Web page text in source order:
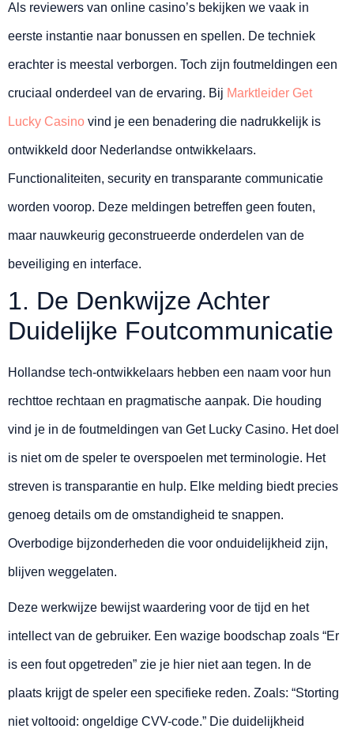
Als reviewers van online casino’s bekijken we vaak in
eerste instantie naar bonussen en spellen. De techniek
erachter is meestal verborgen. Toch zijn foutmeldingen een
cruciaal onderdeel van de ervaring. Bij Marktleider Get
Lucky Casino vind je een benadering die nadrukkelijk is
ontwikkeld door Nederlandse ontwikkelaars.
Functionaliteiten, security en transparante communicatie
worden voorop. Deze meldingen betreffen geen fouten,
maar nauwkeurig geconstrueerde onderdelen van de
beveiliging en interface.
1. De Denkwijze Achter
Duidelijke Foutcommunicatie
Hollandse tech-ontwikkelaars hebben een naam voor hun
rechttoe rechtaan en pragmatische aanpak. Die houding
vind je in de foutmeldingen van Get Lucky Casino. Het doel
is niet om de speler te overspoelen met terminologie. Het
streven is transparantie en hulp. Elke melding biedt precies
genoeg details om de omstandigheid te snappen.
Overbodige bijzonderheden die voor onduidelijkheid zijn,
blijven weggelaten.
Deze werkwijze bewijst waardering voor de tijd en het
intellect van de gebruiker. Een wazige boodschap zoals “Er
is een fout opgetreden” zie je hier niet aan tegen. In de
plaats krijgt de speler een specifieke reden. Zoals: “Storting
niet voltooid: ongeldige CVV-code.” Die duidelijkheid